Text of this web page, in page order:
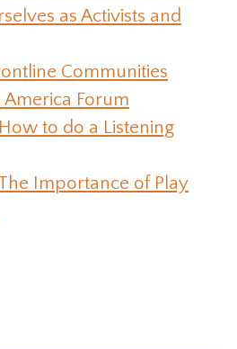
as Activists and
Communities
America Forum
to do a Listening
Importance of Play